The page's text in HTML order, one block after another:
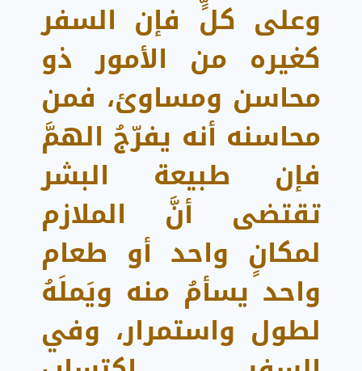
وعلى كلٍّ فإن السفر
كغيره من الأمور ذو
محاسن ومساوئ، فمن
محاسنه أنه يفرّجُ الهمَّ
فإن طبيعة البشر
تقتضى أنَّ الملازم
لمكانٍ واحد أو طعام
واحد يسأمُ منه ويَملَهُ
لطول واستمرار، وفي